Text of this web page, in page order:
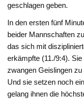
geschlagen geben.
In den ersten fünf
beider Mannschaften
das sich mit
erkämpfte (11./9:4).
zwangen Geislingen
Und sie setzen noch
gelang ihnen die